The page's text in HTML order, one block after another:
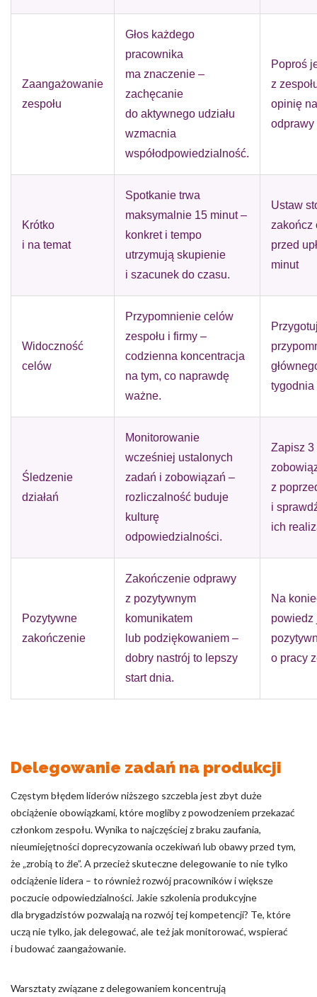
Zaangażowanie
zespołu
Głos każdego
pracownika
ma znaczenie –
zachęcanie
do aktywnego udziału
wzmacnia
współodpowiedzialność.
Poproś
z
opinię
odprawy
Krótko
i na temat
Spotkanie trwa
maksymalnie 15 minut –
konkret i tempo
utrzymują skupienie
i szacunek do czasu.
Ustaw
zakończ
przed
minut
Widoczność
celów
Przypomnienie celów
zespołu i firmy –
codzienna koncentracja
na tym, co naprawdę
ważne.
tygodnia
Śledzenie
działań
Monitorowanie
wcześniej ustalonych
zadań i zobowiązań –
rozliczalność buduje
kulturę
odpowiedzialności.
Zapisz 3
z
i
ich
Pozytywne
zakończenie
Zakończenie odprawy
z pozytywnym
komunikatem
lub podziękowaniem –
dobry nastrój to lepszy
start dnia.
Na
powiedz
o pracy
Delegowanie zadań na produkcji
Częstym błędem liderów niższego szczebla jest zbyt duże
obciążenie obowiązkami, które mogliby z powodzeniem przekazać
członkom zespołu. Wynika to najczęściej z braku zaufania,
nieumiejętności doprecyzowania oczekiwań lub obawy przed tym,
że „zrobią to źle”. A przecież skuteczne delegowanie to nie tylko
odciążenie lidera – to również rozwój pracowników i większe
poczucie odpowiedzialności. Jakie szkolenia produkcyjne
dla brygadzistów pozwalają na rozwój tej kompetencji? Te, które
uczą nie tylko, jak delegować, ale też jak monitorować, wspierać
i budować zaangażowanie.
Warsztaty związane z delegowaniem koncentrują